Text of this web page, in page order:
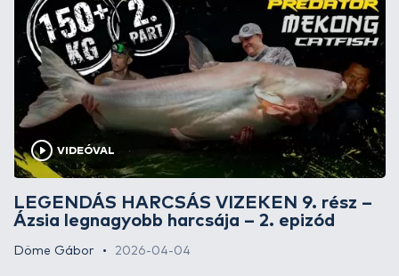
örvendenek.
VIDEÓVAL
LEGENDÁS HARCSÁS VIZEKEN 9. rész –
Ázsia legnagyobb harcsája – 2. epizód
Döme Gábor 2026-04-04